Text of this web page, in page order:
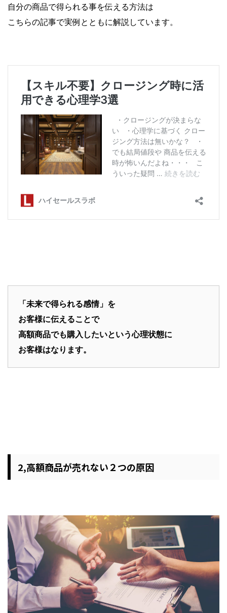
自分の商品で得られる事を伝える方法は
こちらの記事で実例とともに解説しています。
「未来で得られる感情」を
お客様に伝えることで
高額商品でも購入したいという心理状態に
お客様はなります。
2,高額商品が売れない２つの原因